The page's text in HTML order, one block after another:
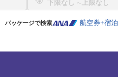
〜
パッケージで検索 航空券+宿泊